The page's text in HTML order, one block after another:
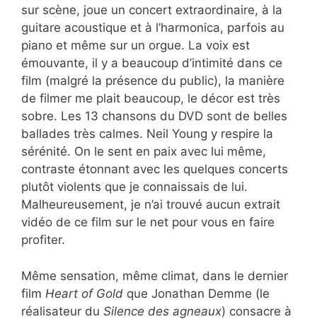
sur scène, joue un concert extraordinaire, à la
guitare acoustique et à l’harmonica, parfois au
piano et même sur un orgue. La voix est
émouvante, il y a beaucoup d’intimité dans ce
film (malgré la présence du public), la manière
de filmer me plait beaucoup, le décor est très
sobre. Les 13 chansons du DVD sont de belles
ballades très calmes. Neil Young y respire la
sérénité. On le sent en paix avec lui même,
contraste étonnant avec les quelques concerts
plutôt violents que je connaissais de lui.
Malheureusement, je n’ai trouvé aucun extrait
vidéo de ce film sur le net pour vous en faire
profiter.
Même sensation, même climat, dans le dernier
film Heart of Gold que Jonathan Demme (le
réalisateur du Silence des agneaux) consacre à